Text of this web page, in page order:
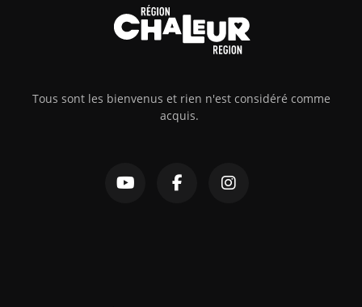
Tous sont les bienvenus et rien n'est considéré comme
acquis.